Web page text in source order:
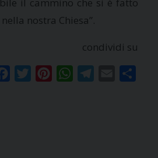
nostra Chiesa”.
condividi su
FacebookTwitterPinterestWhatsAppTelegram
Email